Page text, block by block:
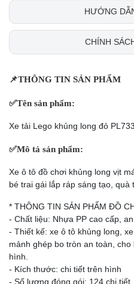
HƯỚNG
CHÍNH
📌THÔNG TIN SẢN PHẨM
✅Tên sản phẩm:
Xe tải Lego khủng long đỏ
✅Mô tả sản phẩm:
Xe ô tô đồ chơi khủng long vịt
bé trai gái lắp ráp sáng tạo, quà
* THÔNG TIN SẢN PHẨM ĐỒ
- Chất liệu: Nhựa PP cao cấp,
- Thiết kế: xe ô tô khủng long,
mảnh ghép bo tròn an toàn,
hình.
- Kích thước: chi tiết trên hình
- Số lượng đóng gói: 124 chi tiết